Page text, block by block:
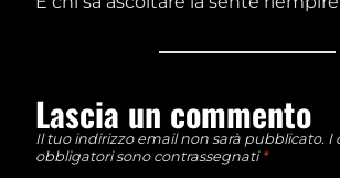
Lascia un commento
Il tuo indirizzo email non sarà pubblicato. I
obbligatori sono contrassegnati *